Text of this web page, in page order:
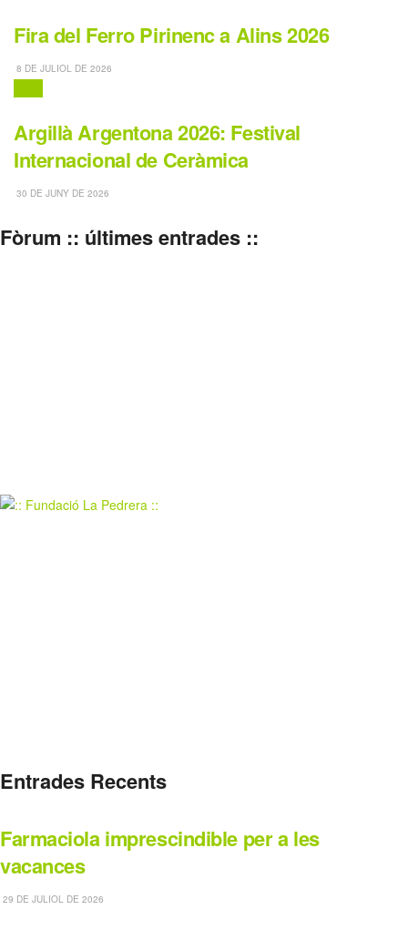
Fira del Ferro Pirinenc a Alins 2026
8 DE JULIOL DE 2026
Argillà Argentona 2026: Festival
Internacional de Ceràmica
30 DE JUNY DE 2026
Fòrum :: últimes entrades ::
Entrades Recents
Farmaciola imprescindible per a les
vacances
29 DE JULIOL DE 2026